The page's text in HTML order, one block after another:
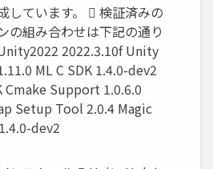
しています。  検証済みの
の組み合わせは下記の通り
2022.3.10f Unity
ML C SDK 1.4.0-dev2
Cmake Support 1.0.6.0
Setup Tool 2.0.4 Magic
dev2